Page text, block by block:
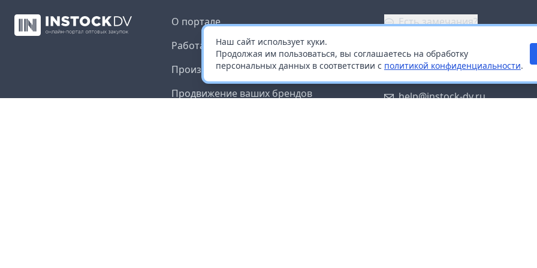
Наш сайт использует куки.
Продолжая им пользоваться, вы соглашаетесь на обработку
персональных данных в соответствии с политикой конфиденциальности.
О портале
Работа с платформой
Производителям и дистрибьюторам
Продвижение ваших брендов
Есть замечания?
Заказать звонок
help@instock-dv.ru